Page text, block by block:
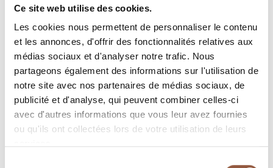
Ce site web utilise des cookies.
Les cookies nous permettent de personnaliser le contenu
et les annonces, d'offrir des fonctionnalités relatives aux
médias sociaux et d'analyser notre trafic. Nous
partageons également des informations sur l'utilisation de
notre site avec nos partenaires de médias sociaux, de
publicité et d'analyse, qui peuvent combiner celles-ci
avec d'autres informations que vous leur avez fournies
ou qu'ils ont collectées lors de votre utilisation de leurs